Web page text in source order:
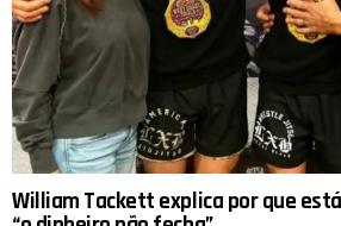
William Tackett explica por que está